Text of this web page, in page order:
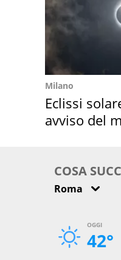
Milano
Eclissi
avviso del